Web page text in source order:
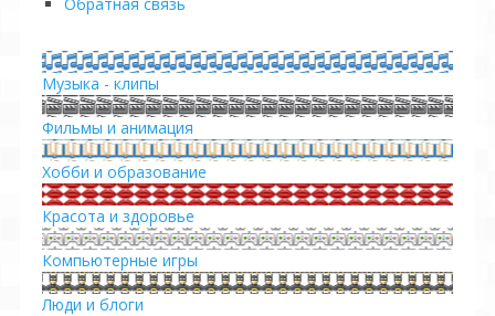
Музыка - клипы
Фильмы и анимация
Хобби и образование
Красота и здоровье
Компьютерные игры
Люди и блоги